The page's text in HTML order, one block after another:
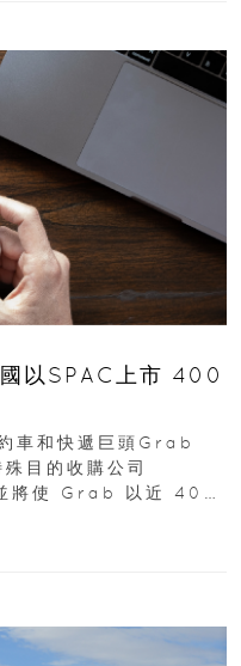
以SPAC上市 400
車和快遞巨頭Grab
目的收購公司
使 Grab 以近 400